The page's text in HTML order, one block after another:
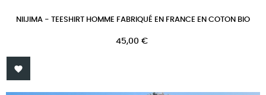
NIIJIMA - TEESHIRT HOMME FABRIQUÉ EN FRANCE EN COTON BIO
Prix
45,00 €
